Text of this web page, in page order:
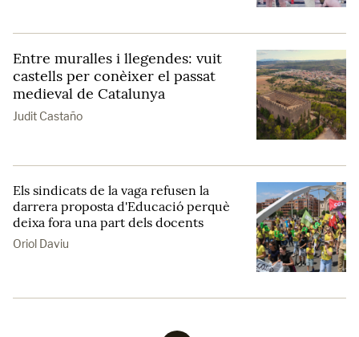
Entre muralles i llegendes: vuit
castells per conèixer el passat
medieval de Catalunya
Judit Castaño
Els sindicats de la vaga refusen la
darrera proposta d'Educació perquè
deixa fora una part dels docents
Oriol Daviu